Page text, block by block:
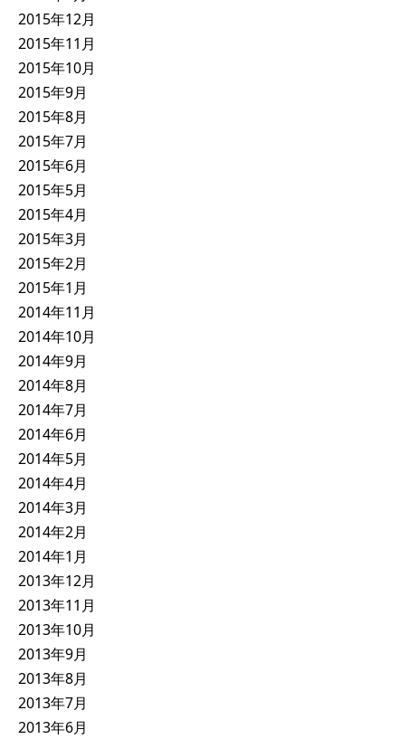
2015年12月
2015年11月
2015年10月
2015年9月
2015年8月
2015年7月
2015年6月
2015年5月
2015年4月
2015年3月
2015年2月
2015年1月
2014年11月
2014年10月
2014年9月
2014年8月
2014年7月
2014年6月
2014年5月
2014年4月
2014年3月
2014年2月
2014年1月
2013年12月
2013年11月
2013年10月
2013年9月
2013年8月
2013年7月
2013年6月